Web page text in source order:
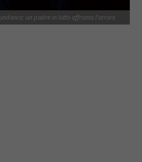
un padre in lutto affronta l'orrore